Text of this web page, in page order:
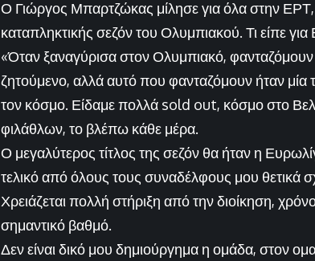
Ο Γιώργος Μπαρτζώκας μίλησε για όλα στην ΕΡΤ,
καταπληκτικής σεζόν του Ολυμπιακού. Τι είπε
«Όταν ξαναγύρισα στον Ολυμπιακό, φανταζόμουν
ζητούμενο, αλλά αυτό που φανταζόμουν ήταν μία
τον κόσμο. Είδαμε πολλά sold out, κόσμο στο
φιλάθλων, το βλέπω κάθε μέρα.
Ο μεγαλύτερος τίτλος της σεζόν θα ήταν η
τελικό από όλους τους συναδέλφους μου θετικά
Χρειάζεται πολλή στήριξη από την διοίκηση,
σημαντικό βαθμό.
Δεν είναι δικό μου δημιούργημα η ομάδα, στον